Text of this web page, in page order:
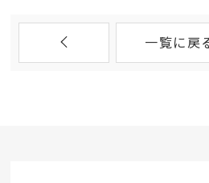
一覧に戻